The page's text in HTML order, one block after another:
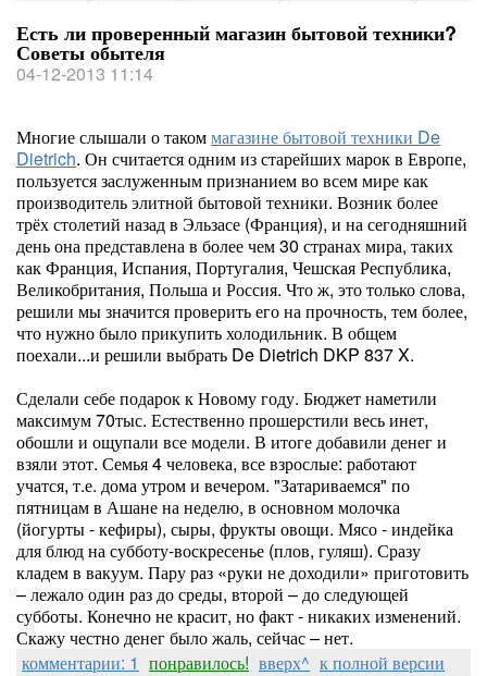
Есть ли проверенный магазин бытовой техники?
Советы обытеля
04-12-2013 11:14
Многие слышали о такоммагазине бытовой техники De
Dietrich. Он считается одним из старейших марок в Европе,
пользуется заслуженным признанием во всем мире как
производитель элитной бытовой техники. Возник более
трёх столетий назад в Эльзасе (Франция), и на сегодняшний
день она представлена в более чем 30 странах мира, таких
как Франция, Испания, Португалия, Чешская Республика,
Великобритания, Польша и Россия. Что ж, это только слова,
решили мы значится проверить его на прочность, тем более,
что нужно было прикупить холодильник. В общем
поехали...и решили выбрать De Dietrich DKP 837 X.
Сделали себе подарок к Новому году. Бюджет наметили
максимум 70тыс. Естественно прошерстили весь инет,
обошли и ощупали все модели. В итоге добавили денег и
взяли этот. Семья 4 человека, все взрослые: работают
учатся, т.е. дома утром и вечером. "Затариваемся" по
пятницам в Ашане на неделю, в основном молочка
(йогурты - кефиры), сыры, фрукты овощи. Мясо - индейка
для блюд на субботу-воскресенье (плов, гуляш). Сразу
кладем в вакуум. Пару раз «руки не доходили» приготовить
– лежало один раз до среды, второй – до следующей
субботы. Конечно не красит, но факт - никаких изменений.
Скажу честно денег было жаль, сейчас – нет.
комментарии: 1 понравилось! вверх^ к полной версии